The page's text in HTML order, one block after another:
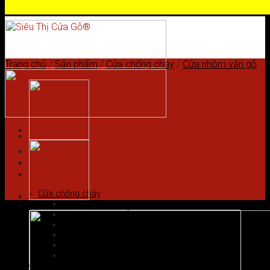
Cửa chống cháy
Cửa nhôm vân gỗ
Trang chủ / Sản phẩm / Cửa chống cháy / Cửa nhôm vân gỗ